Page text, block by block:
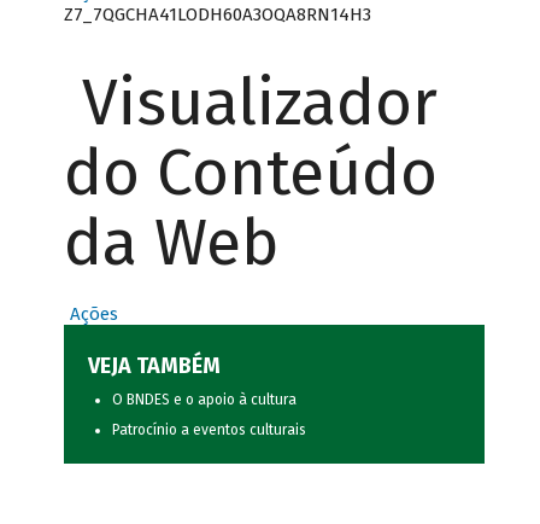
Z7_7QGCHA41LODH60A3OQA8RN14H3
Visualizador
do Conteúdo
da Web
Ações
VEJA TAMBÉM
O BNDES e o apoio à cultura
Patrocínio a eventos culturais